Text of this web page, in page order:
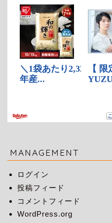
MANAGEMENT
ログイン
投稿フィード
コメントフィード
WordPress.org